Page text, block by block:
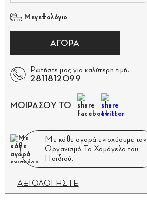
Μεγεθολόγιο
ΑΓΟΡΑ
Ρωτήστε μας για καλύτερη τιμή.
2811812099
ΜΟΙΡΑΣΟΥ ΤΟ
Με κάθε αγορά ενισχύουμε τον
Οργανισμό Το Χαμόγελο του
Παιδιού.
ΑΞΙΟΛΟΓΗΣΤΕ